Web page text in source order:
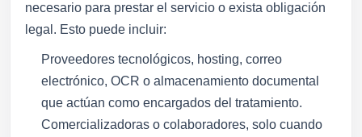
necesario para prestar el servicio o exista obligación
legal. Esto puede incluir:
Proveedores tecnológicos, hosting, correo
electrónico, OCR o almacenamiento documental
que actúan como encargados del tratamiento.
Comercializadoras o colaboradores, solo cuando